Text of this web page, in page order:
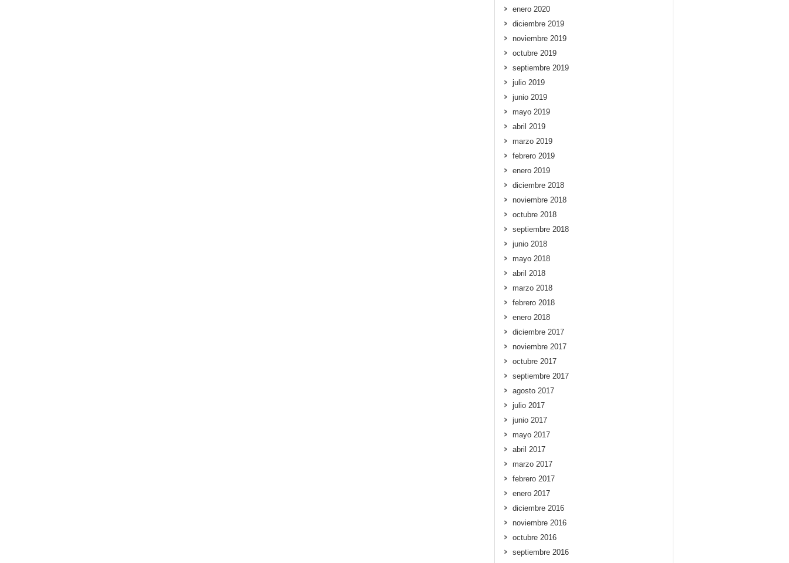
enero 2020
diciembre 2019
noviembre 2019
octubre 2019
septiembre 2019
julio 2019
junio 2019
mayo 2019
abril 2019
marzo 2019
febrero 2019
enero 2019
diciembre 2018
noviembre 2018
octubre 2018
septiembre 2018
junio 2018
mayo 2018
abril 2018
marzo 2018
febrero 2018
enero 2018
diciembre 2017
noviembre 2017
octubre 2017
septiembre 2017
agosto 2017
julio 2017
junio 2017
mayo 2017
abril 2017
marzo 2017
febrero 2017
enero 2017
diciembre 2016
noviembre 2016
octubre 2016
septiembre 2016